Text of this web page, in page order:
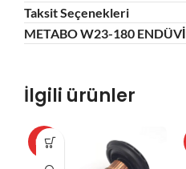
Taksit Seçenekleri
METABO W23-180 ENDÜVİ
İlgili ürünler
HOT